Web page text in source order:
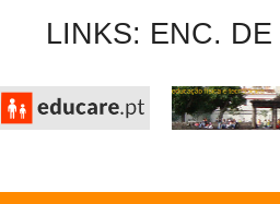
LINKS: ENC.